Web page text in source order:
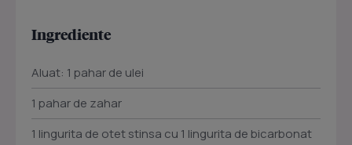
Ingrediente
Aluat: 1 pahar de ulei
1 pahar de zahar
1 lingurita de otet stinsa cu 1 lingurita de bicarbonat